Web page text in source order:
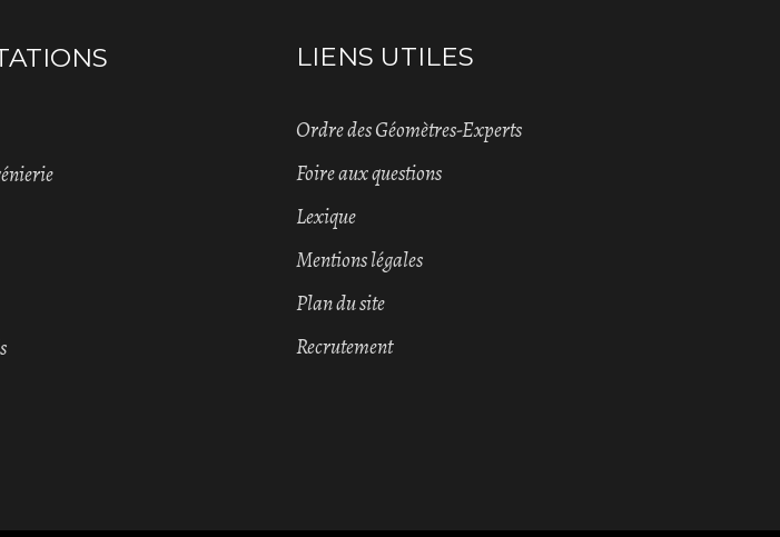
LIENS UTILES
Ordre des Géomètres-Experts
Foire aux questions
Lexique
Mentions légales
Plan du site
Recrutement